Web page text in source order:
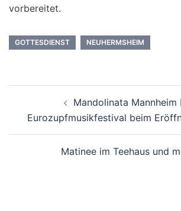
vorbereitet.
GOTTESDIENST NEUHERMSHEIM
Mandolinata Mannheim
Eurozupfmusikfestival beim
Matinee im Teehaus und